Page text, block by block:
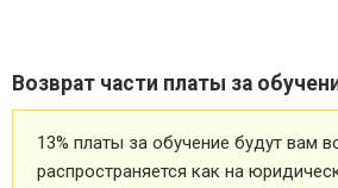
Возврат части платы за
13% платы за обучение будут вам
распространяется как на